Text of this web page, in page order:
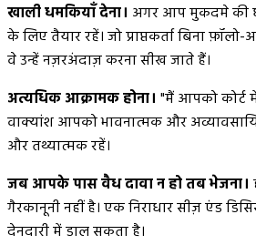
खाली धमकियाँ देना। अगर आप मुकदमे की
के लिए तैयार रहें। जो प्राप्तकर्ता बिना
वे उन्हें नज़रअंदाज़ करना सीख जाते हैं।
अत्यधिक आक्रामक होना। "मैं आपको कोर्ट
वाक्यांश आपको भावनात्मक और
और तथ्यात्मक रहें।
जब आपके पास वैध दावा न हो तब भेजना।
गैरकानूनी नहीं है। एक निराधार सीज़ एंड
देनदारी में डाल सकता है।